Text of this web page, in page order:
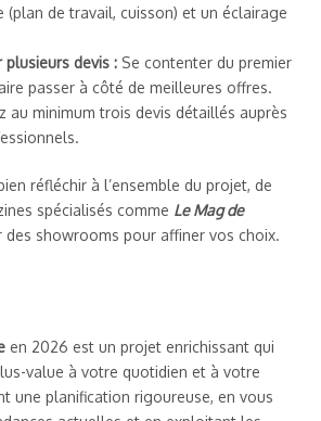
(plan de travail, cuisson) et un éclairage
plusieurs devis : Se contenter du premier
passer à côté de meilleures offres.
au minimum trois devis détaillés auprès
réfléchir à l’ensemble du projet, de
spécialisés comme Le Mag de
des showrooms pour affiner vos choix.
en 2026 est un projet enrichissant qui
value à votre quotidien et à votre
une planification rigoureuse, en vous